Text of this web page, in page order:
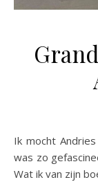
Ik mocht Andries ontmoeten op het Non-Fictie festival. Ik
was zo
Wat ik van zijn